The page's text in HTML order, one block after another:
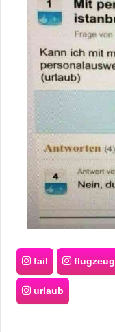
fail flugzeug
urlaub